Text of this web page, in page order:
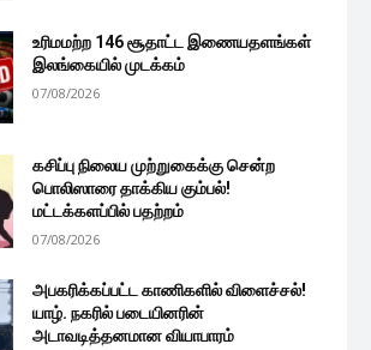
உரிமமற்ற 146 சூதாட்ட இணையதளங்கள்
இலங்கையில் முடக்கம்
07/08/2026
கசிப்பு நிலைய முற்றுகைக்கு சென்ற
பொலிஸாரை தாக்கிய கும்பல்!
மட்டக்களப்பில் பதற்றம்
07/08/2026
அபகரிக்கப்பட்ட காணிகளில் விளைச்சல்!
யாழ். நகரில் படையினரின்
அடாவடித்தனமான வியாபாரம்